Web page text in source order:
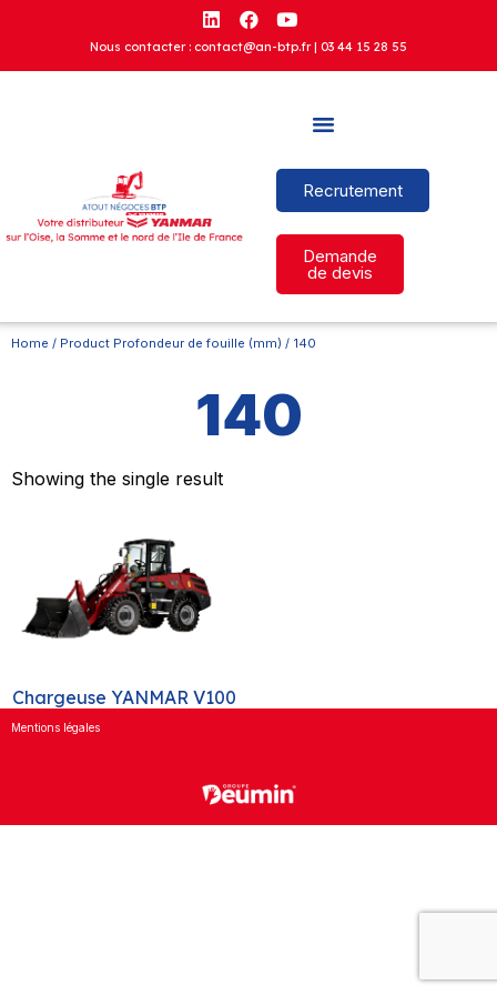
Nous contacter : contact@an-btp.fr | 03 44 15 28 55
Recrutement
Demande
de devis
Home / Product Profondeur de fouille (mm) / 140
140
Showing the single result
Chargeuse YANMAR V100
Mentions légales